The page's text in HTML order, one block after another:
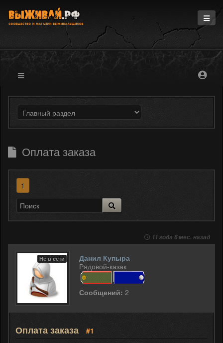
Информация
Магазин
Форум
Оплата заказа
1
11 года 6 мес. назад
Не в сети
Данил Купыра
Рядовой-казак
Сообщений: 2
Оплата заказа
#1